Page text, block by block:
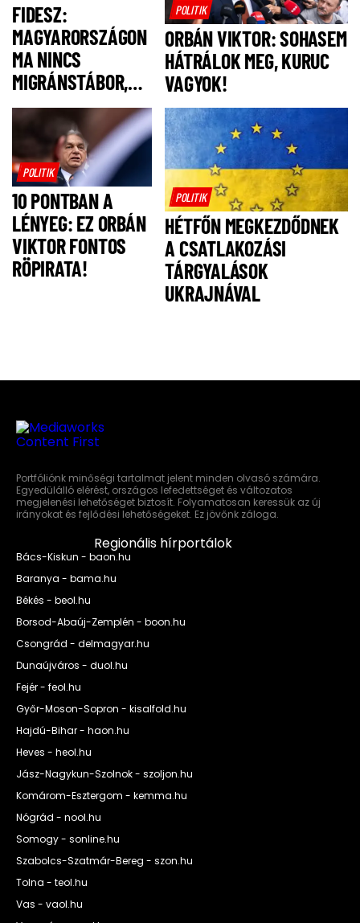
FIDESZ:
MAGYARORSZÁGON
MA NINCS
MIGRÁNSTÁBOR,
FELSZÓLÍTJUK
MAGYAR PÉTERT,
HOGY NE IS
LEGYEN!
POLITIK
ORBÁN VIKTOR: SOHASEM
HÁTRÁLOK MEG, KURUC
VAGYOK!
POLITIK
10 PONTBAN A
LÉNYEG: EZ ORBÁN
VIKTOR FONTOS
RÖPIRATA!
POLITIK
HÉTFŐN MEGKEZDŐDNEK
A CSATLAKOZÁSI
TÁRGYALÁSOK
UKRAJNÁVAL
Portfóliónk minőségi tartalmat jelent minden olvasó számára.
Egyedülálló elérést, országos lefedettséget és változatos
megjelenési lehetőséget biztosít. Folyamatosan keressük az új
irányokat és fejlődési lehetőségeket. Ez jövőnk záloga.
Regionális hírportálok
Bács-Kiskun - baon.hu
Baranya - bama.hu
Békés - beol.hu
Borsod-Abaúj-Zemplén - boon.hu
Csongrád - delmagyar.hu
Dunaújváros - duol.hu
Fejér - feol.hu
Győr-Moson-Sopron - kisalfold.hu
Hajdú-Bihar - haon.hu
Heves - heol.hu
Jász-Nagykun-Szolnok - szoljon.hu
Komárom-Esztergom - kemma.hu
Nógrád - nool.hu
Somogy - sonline.hu
Szabolcs-Szatmár-Bereg - szon.hu
Tolna - teol.hu
Vas - vaol.hu